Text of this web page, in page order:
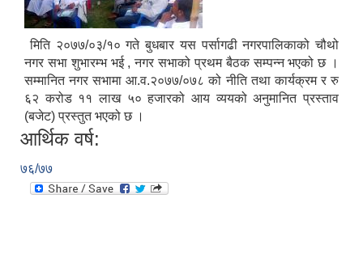
मिति २०७७/०३/१० गते बुधबार यस पर्सागढी नगरपालिकाको चौथो
नगर सभा शुभारम्भ भई , नगर सभाको प्रथम बैठक सम्पन्न भएको छ ।
सम्मानित नगर सभामा आ.व.२०७७/०७८ को नीति तथा कार्यक्रम र रु
६२ करोड ११ लाख ५० हजारको आय व्ययको अनुमानित प्रस्ताव
(बजेट) प्रस्तुत भएको छ ।
आर्थिक वर्ष:
७६/७७